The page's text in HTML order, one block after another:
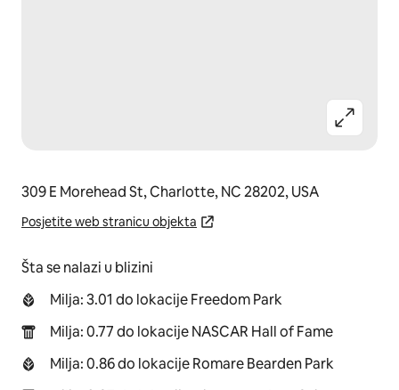
309 E Morehead St, Charlotte, NC 28202, USA
Posjetite web stranicu objekta
Šta se nalazi u blizini
Milja: 3.01 do lokacije Freedom Park
Milja: 0.77 do lokacije NASCAR Hall of Fame
Milja: 0.86 do lokacije Romare Bearden Park